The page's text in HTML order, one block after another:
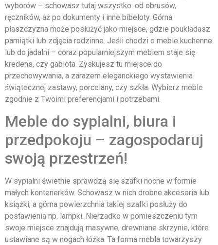
wyborów – schowasz tutaj wszystko: od obrusów,
ręczników, aż po dokumenty i inne bibeloty. Górna
płaszczyzna może posłużyć jako miejsce, gdzie poukładasz
pamiątki lub zdjęcia rodzinne. Jeśli chodzi o meble kuchenne
lub do jadalni – coraz popularniejszym meblem staje się
kredens, czy gablota. Zyskujesz tu miejsce do
przechowywania, a zarazem eleganckiego wystawienia
świątecznej zastawy, porcelany, czy szkła. Wybierz meble
zgodnie z Twoimi preferencjami i potrzebami.
Meble do sypialni, biura i
przedpokoju – zagospodaruj
swoją przestrzeń!
W sypialni świetnie sprawdzą się szafki nocne w formie
małych kontenerków. Schowasz w nich drobne akcesoria lub
książki, a górna powierzchnia takiej szafki posłuży do
postawienia np. lampki. Nierzadko w pomieszczeniu tym
swoje miejsce znajdują masywne, drewniane skrzynie, które
ustawiane są w nogach łóżka. Ta forma mebla towarzyszy